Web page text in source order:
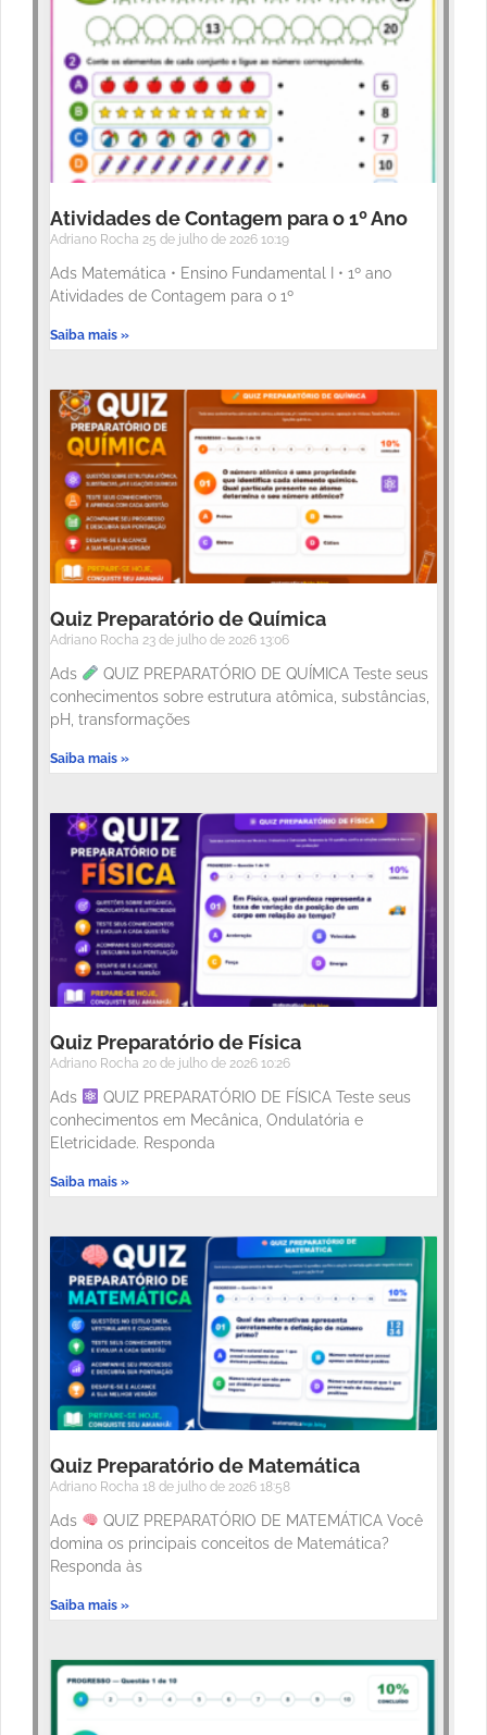
Atividades de Contagem para o 1º Ano
Adriano Rocha 25 de julho de 2026 10:19
Ads Matemática • Ensino Fundamental I • 1º ano
Atividades de Contagem para o 1º
Saiba mais »
Quiz Preparatório de Química
Adriano Rocha 23 de julho de 2026 13:06
Ads
QUIZ PREPARATÓRIO DE QUÍMICA Teste seus
conhecimentos sobre estrutura atômica, substâncias,
pH, transformações
Saiba mais »
Quiz Preparatório de Física
Adriano Rocha 20 de julho de 2026 10:26
Ads
QUIZ PREPARATÓRIO DE FÍSICA Teste seus
conhecimentos em Mecânica, Ondulatória e
Eletricidade. Responda
Saiba mais »
Quiz Preparatório de Matemática
Adriano Rocha 18 de julho de 2026 18:58
Ads
QUIZ PREPARATÓRIO DE MATEMÁTICA Você
domina os principais conceitos de Matemática?
Responda às
Saiba mais »